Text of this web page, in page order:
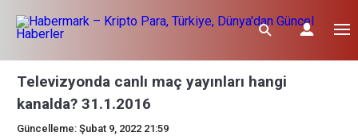
Televizyonda canlı maç yayınları hangi
kanalda? 31.1.2016
Güncelleme: Şubat 9, 2022 21:59